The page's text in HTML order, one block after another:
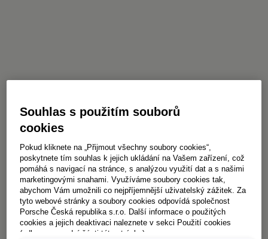
Souhlas s použitím souborů
cookies
Pokud kliknete na „Přijmout všechny soubory cookies“,
poskytnete tím souhlas k jejich ukládání na Vašem zařízení, což
pomáhá s navigací na stránce, s analýzou využití dat a s našimi
marketingovými snahami. Využíváme soubory cookies tak,
abychom Vám umožnili co nejpříjemnější uživatelský zážitek. Za
tyto webové stránky a soubory cookies odpovídá společnost
Porsche Česká republika s.r.o. Další informace o použitých
cookies a jejich deaktivaci naleznete v sekci Použití cookies
(odkaz ve spodní části této stránky).